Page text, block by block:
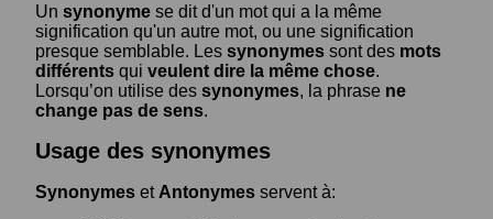
Un synonyme se dit d'un mot qui a la même
signification qu'un autre mot, ou une signification
presque semblable. Les synonymes sont des mots
différents qui veulent dire la même chose.
Lorsqu’on utilise des synonymes, la phrase ne
change pas de sens.
Usage des synonymes
Synonymes et Antonymes servent à: